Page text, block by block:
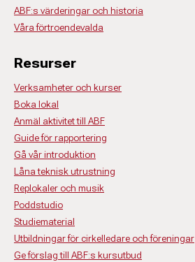
ABF:s värderingar och historia
Våra förtroendevalda
Resurser
Verksamheter och kurser
Boka lokal
Anmäl aktivitet till ABF
Guide för rapportering
Gå vår introduktion
Låna teknisk utrustning
Replokaler och musik
Poddstudio
Studiematerial
Utbildningar för cirkelledare och föreningar
Ge förslag till ABF:s kursutbud